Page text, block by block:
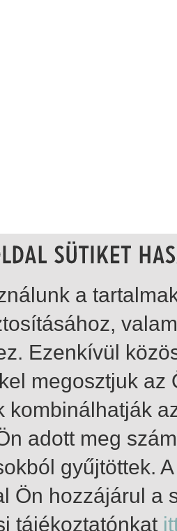
a
Ezenkívül
megosztjuk
kombinálhatják
adott meg
gyűjtöttek.
Ön hozzájárul a
tájékoztatónkat